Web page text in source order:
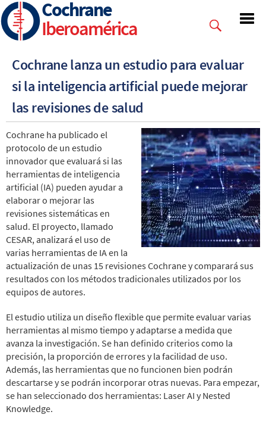
Skip
to
main
Cochrane
Iberoamérica
Cochrane lanza un estudio para evaluar
si la inteligencia artificial puede mejorar
las revisiones de salud
Cochrane ha publicado el
protocolo de un estudio
innovador que evaluará si las
herramientas de inteligencia
artificial (IA) pueden ayudar a
elaborar o mejorar las
revisiones sistemáticas en
salud. El proyecto, llamado
CESAR, analizará el uso de
varias herramientas de IA en la
actualización de unas 15 revisiones Cochrane y comparará sus
resultados con los métodos tradicionales utilizados por los
equipos de autores.
El estudio utiliza un diseño flexible que permite evaluar varias
herramientas al mismo tiempo y adaptarse a medida que
avanza la investigación. Se han definido criterios como la
precisión, la proporción de errores y la facilidad de uso.
Además, las herramientas que no funcionen bien podrán
descartarse y se podrán incorporar otras nuevas. Para empezar,
se han seleccionado dos herramientas: Laser AI y Nested
Knowledge.